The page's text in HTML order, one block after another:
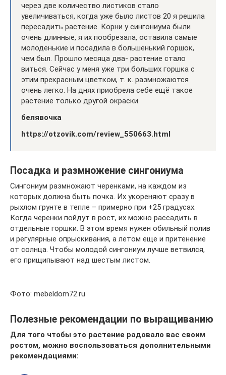
через две количество листиков стало
увеличиваться, когда уже было листов 20 я решила
пересадить растение. Корни у сингониума были
очень длинные, я их пообрезала, оставила самые
молоденькие и посадила в большенький горшок,
чем был. Прошло месяца два- растение стало
виться. Сейчас у меня уже три больших горшка с
этим прекрасным цветком, т. к. размножаются
очень легко. На днях приобрела себе ещё такое
растение только другой окраски.
белявочка
https://otzovik.com/review_550663.html
Посадка и размножение сингониума
Сингониум размножают черенками, на каждом из
которых должна быть почка. Их укореняют сразу в
рыхлом грунте в тепле – примерно при +25 градусах.
Когда черенки пойдут в рост, их можно рассадить в
отдельные горшки. В этом время нужен обильный полив
и регулярные опрыскивания, а летом еще и притенение
от солнца. Чтобы молодой сингониум лучше ветвился,
его прищипывают над шестым листом.
Фото: mebeldom72.ru
Полезные рекомендации по выращиванию
Для того чтобы это растение радовало вас своим
ростом, можно воспользоваться дополнительными
рекомендациями: